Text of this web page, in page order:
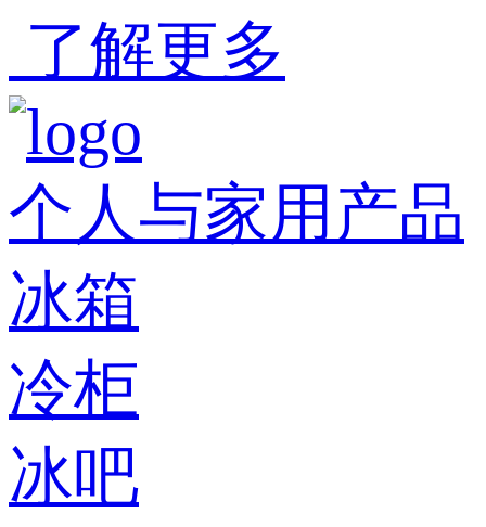
了解更多
个人与家用产品
冰箱
冷柜
冰吧